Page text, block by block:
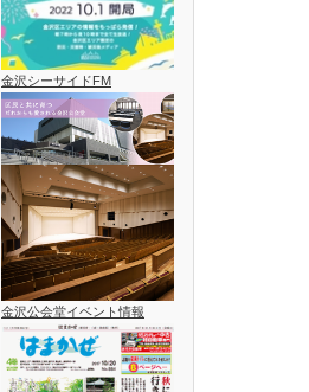
金沢シーサイドFM
金沢公会堂イベント情報